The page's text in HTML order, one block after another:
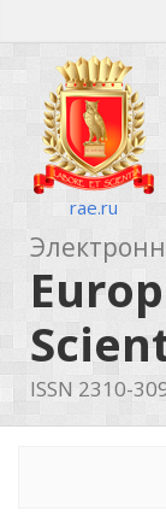
rae.ru
ISSN 2310-